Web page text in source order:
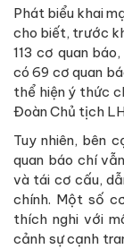
Phát biểu khai
cho biết, trước
113 cơ quan
có 69 cơ quan
thể hiện ý thức
Đoàn Chủ tịch
Tuy nhiên, bên
quan báo chí
và tái cơ cấu,
chính. Một số
thích nghi với
cảnh sự cạnh